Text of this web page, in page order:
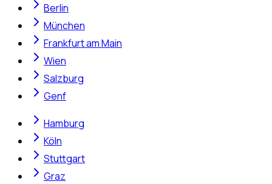
Berlin
München
Frankfurt am Main
Wien
Salzburg
Genf
Hamburg
Köln
Stuttgart
Graz